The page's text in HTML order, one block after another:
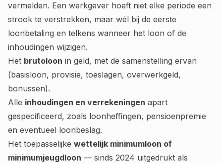
vermelden. Een werkgever hoeft niet elke periode een
strook te verstrekken, maar wél bij de eerste
loonbetaling en telkens wanneer het loon of de
inhoudingen wijzigen.
Het brutoloon in geld, met de samenstelling ervan
(basisloon, provisie, toeslagen, overwerkgeld,
bonussen).
Alle inhoudingen en verrekeningen apart
gespecificeerd, zoals loonheffingen, pensioenpremie
en eventueel loonbeslag.
Het toepasselijke wettelijk minimumloon of
minimumjeugdloon — sinds 2024 uitgedrukt als